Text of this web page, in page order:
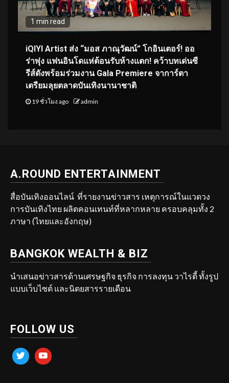
1 min read
iQIYI Artist ส่ง “มอส ภาณุวัฒน์” โกอินเตอร์! ออ
ร่าพุ่ง แฟนอินโดแห่ต้อนรับห้างแตก! คว้าบทเด่นซี
รีส์ดังพร้อมร่วมงาน Gala Premiere จาการ์ตา
เตรียมลุยตลาดบันเทิงนานาชาติ
19 ชั่วโมง ago admin
A.ROUND ENTERTAINMENT
สื่อบันเทิงออนไลน์ ที่รายงานข่าวสาร เหตุการณ์ในแวดวง
การบันเทิงไทย ผลิตคอนเทนท์ที่หลากหลาย ครอบคลุมทั้ง 2
ภาษา (ไทยและอังกฤษ)
BANGKOK WEALTH & BIZ
นำเสนอข่าวสารด้านเศรษฐกิจ ธุรกิจ การลงทุน วาไรตี้ ทั้งรูป
แบบเว็บไซต์ และนิตยสารรายเดือน
FOLLOW US
twitter youtube